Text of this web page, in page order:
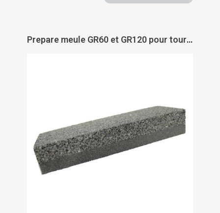
Prepare meule GR60 et GR120 pour touret à meuler AFF251 - LEMAN